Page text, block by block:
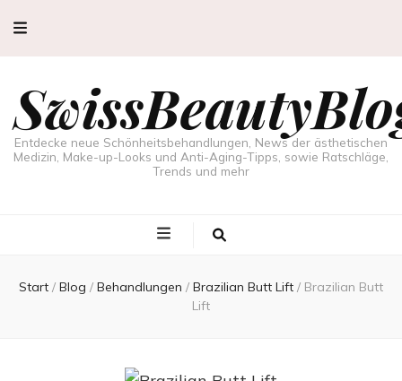
Entdecke neue Schönheitsbehandlungen, News der ästhetischen
Medizin, Make-up-Looks und Anti-Aging-Tipps, sowie Ratschläge,
Trends und mehr
Start / Blog / Behandlungen / Brazilian Butt Lift / Brazilian Butt
Lift